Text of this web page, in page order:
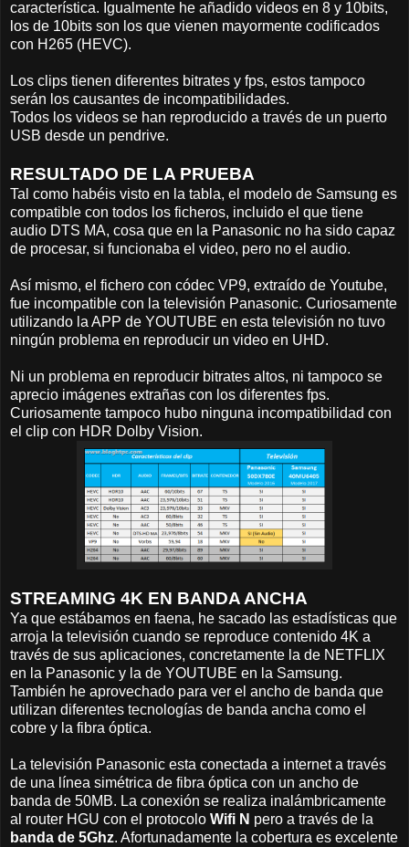
característica. Igualmente he añadido videos en 8 y 10bits,
los de 10bits son los que vienen mayormente codificados
con H265 (HEVC).
Los clips tienen diferentes bitrates y fps, estos tampoco
serán los causantes de incompatibilidades.
Todos los videos se han reproducido a través de un puerto
USB desde un pendrive.
RESULTADO DE LA PRUEBA
Tal como habéis visto en la tabla, el modelo de Samsung es
compatible con todos los ficheros, incluido el que tiene
audio DTS MA, cosa que en la Panasonic no ha sido capaz
de procesar, si funcionaba el video, pero no el audio.
Así mismo, el fichero con códec VP9, extraído de Youtube,
fue incompatible con la televisión Panasonic. Curiosamente
utilizando la APP de YOUTUBE en esta televisión no tuvo
ningún problema en reproducir un video en UHD.
Ni un problema en reproducir bitrates altos, ni tampoco se
aprecio imágenes extrañas con los diferentes fps.
Curiosamente tampoco hubo ninguna incompatibilidad con
el clip con HDR Dolby Vision.
STREAMING 4K EN BANDA ANCHA
Ya que estábamos en faena, he sacado las estadísticas que
arroja la televisión cuando se reproduce contenido 4K a
través de sus aplicaciones, concretamente la de NETFLIX
en la Panasonic y la de YOUTUBE en la Samsung.
También he aprovechado para ver el ancho de banda que
utilizan diferentes tecnologías de banda ancha como el
cobre y la fibra óptica.
La televisión Panasonic esta conectada a internet a través
de una línea simétrica de fibra óptica con un ancho de
banda de 50MB. La conexión se realiza inalámbricamente
al router HGU con el protocolo Wifi N pero a través de la
banda de 5Ghz. Afortunadamente la cobertura es excelente